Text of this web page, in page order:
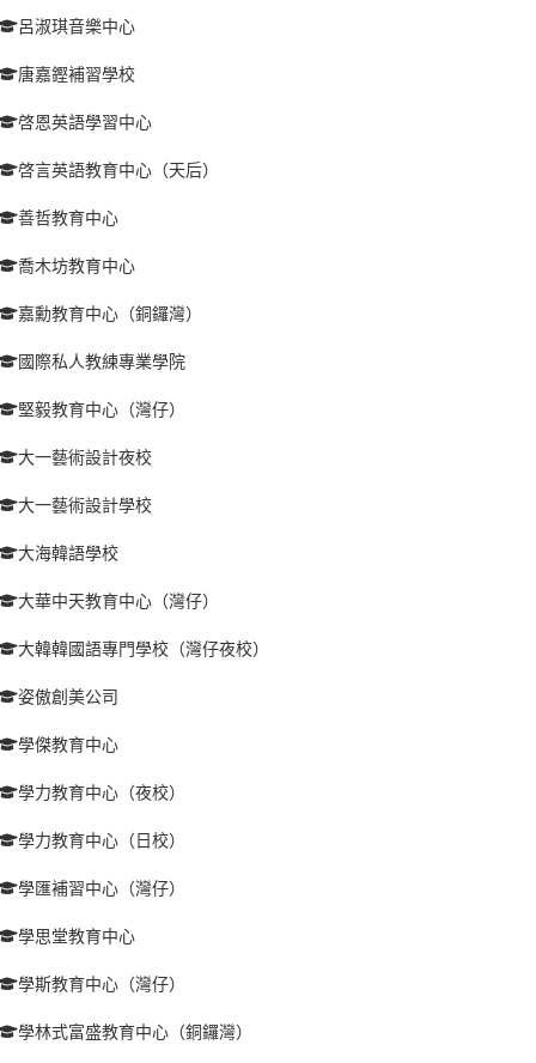
呂淑琪音樂中心
唐嘉鏗補習學校
啓恩英語學習中心
啓言英語教育中心（天后）
善哲教育中心
喬木坊教育中心
嘉勳教育中心（銅鑼灣）
國際私人教練專業學院
堅毅教育中心（灣仔）
大一藝術設計夜校
大一藝術設計學校
大海韓語學校
大華中天教育中心（灣仔）
大韓韓國語專門學校（灣仔夜校）
姿傲創美公司
學傑教育中心
學力教育中心（夜校）
學力教育中心（日校）
學匯補習中心（灣仔）
學思堂教育中心
學斯教育中心（灣仔）
學林式富盛教育中心（銅鑼灣）